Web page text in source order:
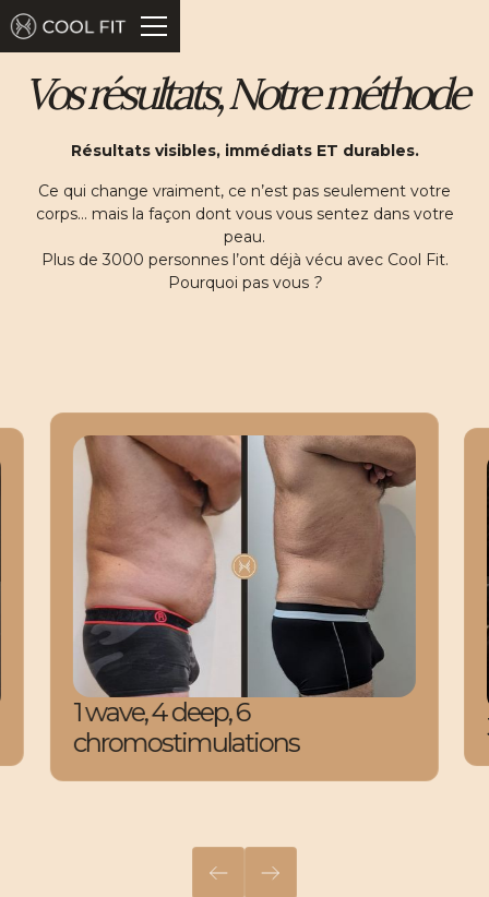
Vos résultats, Notre méthode
Résultats visibles, immédiats ET durables.
Ce qui change vraiment, ce n’est pas seulement votre
corps… mais la façon dont vous vous sentez dans votre
peau.
Plus de 3000 personnes l’ont déjà vécu avec Cool Fit.
Pourquoi pas vous ?
1 wave, 4 deep, 6
chromostimulations